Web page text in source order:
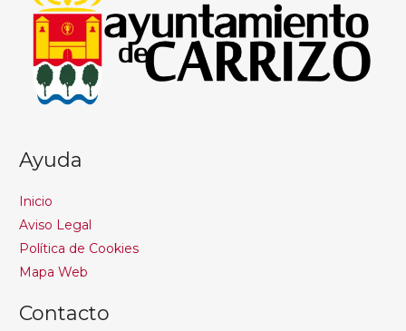
Ayuda
Inicio
Aviso Legal
Política de Cookies
Mapa Web
Contacto